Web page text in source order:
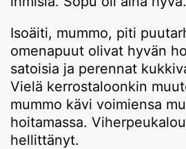
Isoäiti, mummo, piti
omenapuut olivat hyvän
satoisia ja perennat
Vielä kerrostaloonkin
mummo kävi voimiensa
hoitamassa.
hellittänyt.